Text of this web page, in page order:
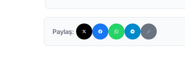
Paylaş: